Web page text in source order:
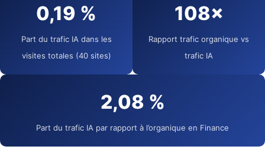
0,19 %
Part du trafic IA dans les
visites totales (40 sites)
108×
Rapport trafic organique vs
trafic IA
2,08 %
Part du trafic IA par rapport à l’organique en Finance